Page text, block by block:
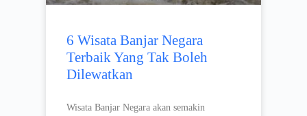
6 Wisata Banjar Negara
Terbaik Yang Tak Boleh
Dilewatkan
Wisata Banjar Negara akan semakin